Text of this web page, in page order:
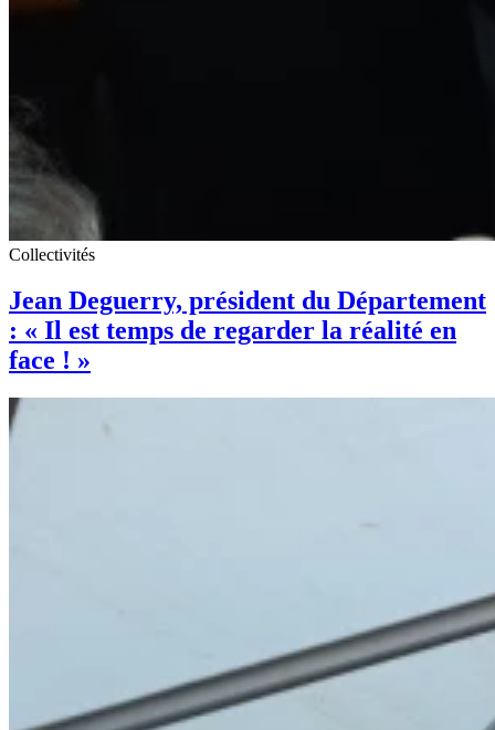
Collectivités
Jean Deguerry, président du Département
: « Il est temps de regarder la réalité en
face ! »